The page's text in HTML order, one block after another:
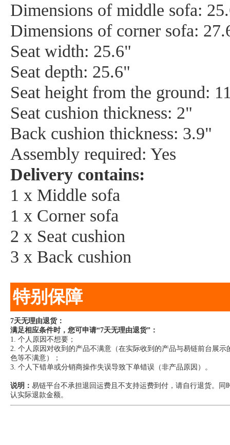
Dimensions of middle sofa:
Dimensions of corner sofa:
Seat width: 25.6"
Seat depth: 25.6"
Seat height from the ground:
Seat cushion thickness: 2"
Back cushion thickness: 3.9"
Assembly required: Yes
Delivery contains:
1 x Middle sofa
1 x Corner sofa
2 x Seat cushion
3 x Back cushion
特别保障
7天无理由退货：
满足相应条件时，您可申请“7天无理由退货”：
1. 个人原因不想要；
2. 个人原因对收到的产品不满意（在实际收到的产品与易链前台展
色等不满意）；
3. 个人下错单或分销商操作失误导致下单错误（非产品原因）。
说明： 易链平台不承担退回运费且不支持运费到付，请自行退货。
认实际退款金额。